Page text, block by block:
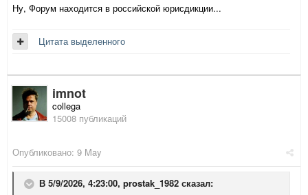
Ну, Форум находится в российской юрисдикции...
Цитата выделенного
imnot
collega
15008 публикаций
Опубликовано: 9 May
В 5/9/2026, 4:23:00, prostak_1982 сказал: